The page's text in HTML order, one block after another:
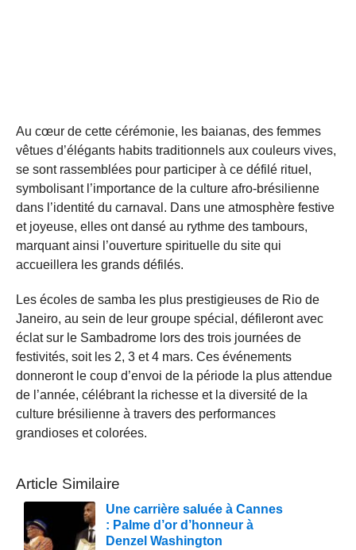
Au cœur de cette cérémonie, les baianas, des femmes
vêtues d’élégants habits traditionnels aux couleurs vives,
se sont rassemblées pour participer à ce défilé rituel,
symbolisant l’importance de la culture afro-brésilienne
dans l’identité du carnaval. Dans une atmosphère festive
et joyeuse, elles ont dansé au rythme des tambours,
marquant ainsi l’ouverture spirituelle du site qui
accueillera les grands défilés.
Les écoles de samba les plus prestigieuses de Rio de
Janeiro, au sein de leur groupe spécial, défileront avec
éclat sur le Sambadrome lors des trois journées de
festivités, soit les 2, 3 et 4 mars. Ces événements
donneront le coup d’envoi de la période la plus attendue
de l’année, célébrant la richesse et la diversité de la
culture brésilienne à travers des performances
grandioses et colorées.
Article Similaire
Une carrière saluée à Cannes
: Palme d’or d’honneur à
Denzel Washington